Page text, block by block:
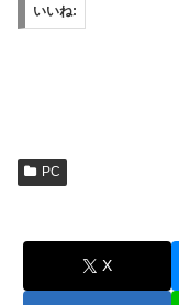
いいね:
PC
X